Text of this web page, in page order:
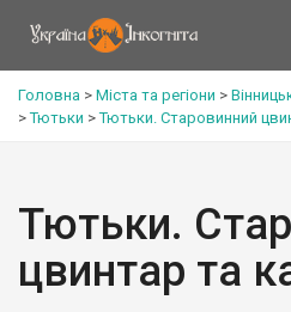
Головна > Міста та регіони >
>Тютьки >Тютьки. Старовинний
Тютьки.
цвинтар та